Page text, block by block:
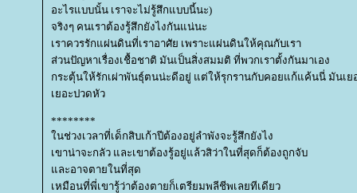
อะไรแบบนั้น เราจะไม่รู้สึกแบบนี้นะ)
จริงๆ คนเราต้องรู้สึกยังไงกันแน่นะ
เราควรรักแผ่นดินที่เราอาศัย เพราะแผ่นดินให้คุณกับเรา
ส่วนปัญหาเรื่องเชื้อชาติ มันเป็นสิ่งสมมติ ที่พวกเราตั้งกันมาเอง
กระตุ้นให้รักเผ่าพันธุ์ตนน่ะดีอยู่ แต่ให้รุกรานกับคอยแก้แค้นนี่ มันเย
เยอะปวดหัว
********
นช่วงเวลาที่เด็กสิบเก้าปีต้องอยู่ลำพังจะรู้สึกยังไง
เขาน่าจะกลัว และเขาต้องรู้อยู่แล้วสิว่าในที่สุดก็ต้องถูกจับ
ละอาจตายในที่สุด
เหมือนที่พี่เขารู้ว่าต้องตายก็เตรียมพลีชีพเลยทีเดียว